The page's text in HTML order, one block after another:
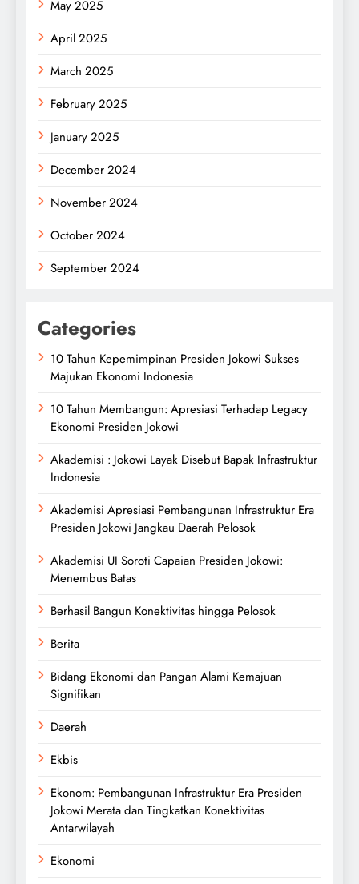
May 2025
April 2025
March 2025
February 2025
January 2025
December 2024
November 2024
October 2024
September 2024
Categories
10 Tahun Kepemimpinan Presiden Jokowi Sukses
Majukan Ekonomi Indonesia
10 Tahun Membangun: Apresiasi Terhadap Legacy
Ekonomi Presiden Jokowi
Akademisi : Jokowi Layak Disebut Bapak Infrastruktur
Indonesia
Akademisi Apresiasi Pembangunan Infrastruktur Era
Presiden Jokowi Jangkau Daerah Pelosok
Akademisi UI Soroti Capaian Presiden Jokowi:
Menembus Batas
Berhasil Bangun Konektivitas hingga Pelosok
Berita
Bidang Ekonomi dan Pangan Alami Kemajuan
Signifikan
Daerah
Ekbis
Ekonom: Pembangunan Infrastruktur Era Presiden
Jokowi Merata dan Tingkatkan Konektivitas
Antarwilayah
Ekonomi